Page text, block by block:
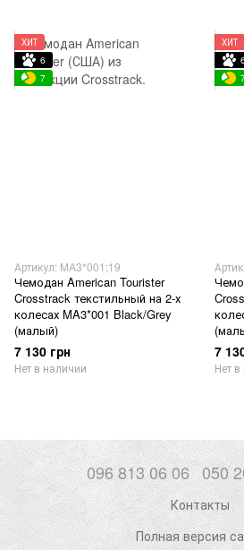
ХИТ
6
7
Артикул: MA3*001;19
Чемодан American Tourister
Crosstrack текстильный на 2-х
колесах MA3*001 Black/Grey
(малый)
7 130 грн
Нет в наличии
ХИТ
6
7
Нет
096 813 06 06 050
Контакты
Полная версия